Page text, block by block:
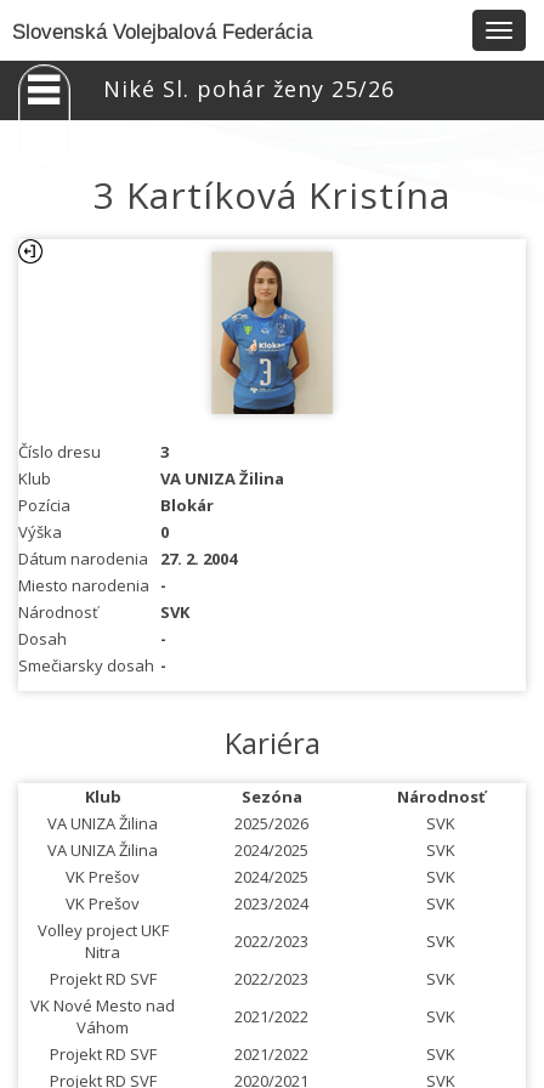
Slovenská Volejbalová Federácia
Niké Sl. pohár ženy 25/26
3 Kartíková Kristína
Číslo dresu
3
Klub
VA UNIZA Žilina
Pozícia
Blokár
Výška
0
Dátum narodenia
27. 2. 2004
Miesto narodenia
-
Národnosť
SVK
Dosah
-
Smečiarsky dosah -
Kariéra
Klub Sezóna
Národnosť
VA UNIZA Žilina
2025/2026
SVK
VA UNIZA Žilina
2024/2025
SVK
VK Prešov
2024/2025
SVK
VK Prešov
2023/2024
SVK
Volley project UKF
Nitra
2022/2023
SVK
Projekt RD SVF
2022/2023
SVK
VK Nové Mesto nad
Váhom
2021/2022
SVK
Projekt RD SVF
2021/2022
SVK
Projekt RD SVF
2020/2021 SVK